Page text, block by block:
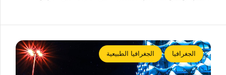
الجغرافيا الجغرافيا الطبيعية